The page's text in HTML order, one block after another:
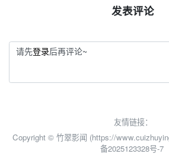
发表评论
请先登录后再评论~
友情链接：
Copyright © 竹翠影闻 (https://
备2025123328号-7